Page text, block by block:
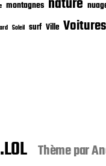
montagnes
Soleil surf Ville Voitures
Thème par